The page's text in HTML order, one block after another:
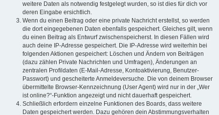
weitere Daten als notwendig festgelegt wurden, so ist dies für dich vor
deren Eingabe ersichtlich.
Wenn du einen Beitrag oder eine private Nachricht erstellst, so werden
die dort eingegebenen Daten ebenfalls gespeichert. Gleiches gilt, wenn
du einen Beitrag als Entwurf zwischenspeicherst. In diesen Fällen wird
auch deine IP-Adresse gespeichert. Die IP-Adresse wird weiterhin bei
folgenden Aktionen gespeichert: Löschen und Ändern von Beiträgen
(dazu zählen Private Nachrichten und Umfragen), Änderungen an
zentralen Profildaten (E-Mail-Adresse, Kontoaktivierung, Benutzer-
Passwort) und gescheiterte Anmeldeversuche. Die von deinem Browser
übermittelte Browser-Kennzeichnung (User Agent) wird nur in der „Wer
ist online?“-Funktion angezeigt und nicht dauerhaft gespeichert.
Schließlich erfordern einzelne Funktionen des Boards, dass weitere
Daten gespeichert werden. Dazu gehören dein Abstimmungsverhalten